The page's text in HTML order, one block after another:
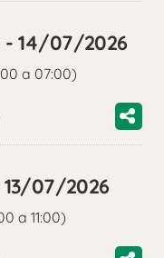
- 14/07/2026
a 07:00)
13/07/2026
a 11:00)